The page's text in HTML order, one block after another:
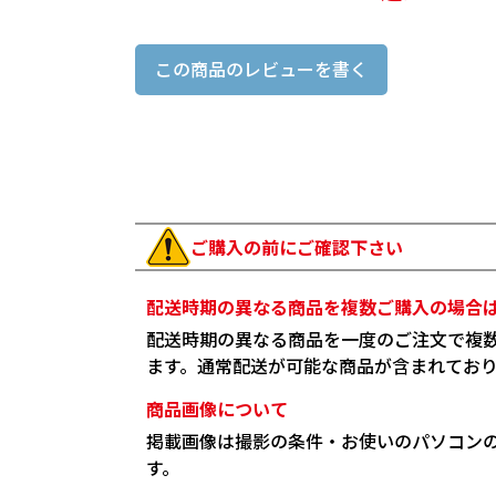
この商品のレビューを書く
ご購入の前にご確認下さい
配送時期の異なる商品を複数ご購入の場合
配送時期の異なる商品を一度のご注文で複
ます。通常配送が可能な商品が含まれて
商品画像について
掲載画像は撮影の条件・お使いのパソコン
す。